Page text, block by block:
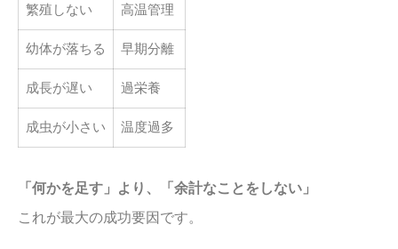
繁殖しない 高温管理
幼体が落ちる 早期分離
成長が遅い 過栄養
成虫が小さい 温度過多
「何かを足す」より、「余計なことをしない」
これが最大の成功要因です。